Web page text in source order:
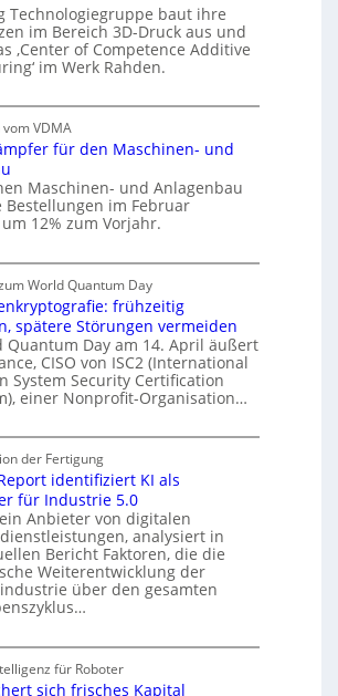
Technologiegruppe baut ihre
im Bereich 3D-Druck aus und
‚Center of Competence Additive
im Werk Rahden.
VDMA
für den Maschinen- und
Maschinen- und Anlagenbau
Bestellungen im Februar
12% zum Vorjahr.
World Quantum Day
frühzeitig
spätere Störungen vermeiden
Quantum Day am 14. April äußert
CISO von ISC2 (International
System Security Certification
einer Nonprofit-Organisation…
der Fertigung
identifiziert KI als
für Industrie 5.0
Anbieter von digitalen
analysiert in
Bericht Faktoren, die die
Weiterentwicklung der
über den gesamten
für Roboter
sich frisches Kapital